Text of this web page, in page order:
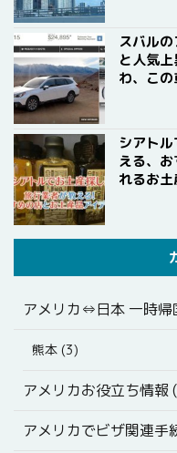
スバル
と人気
わ、この
シアト
える、
れるお土
アメリカ⇔日本 一時帰
熊本 (3)
アメリカお役立ち情報
アメリカでビザ関連手